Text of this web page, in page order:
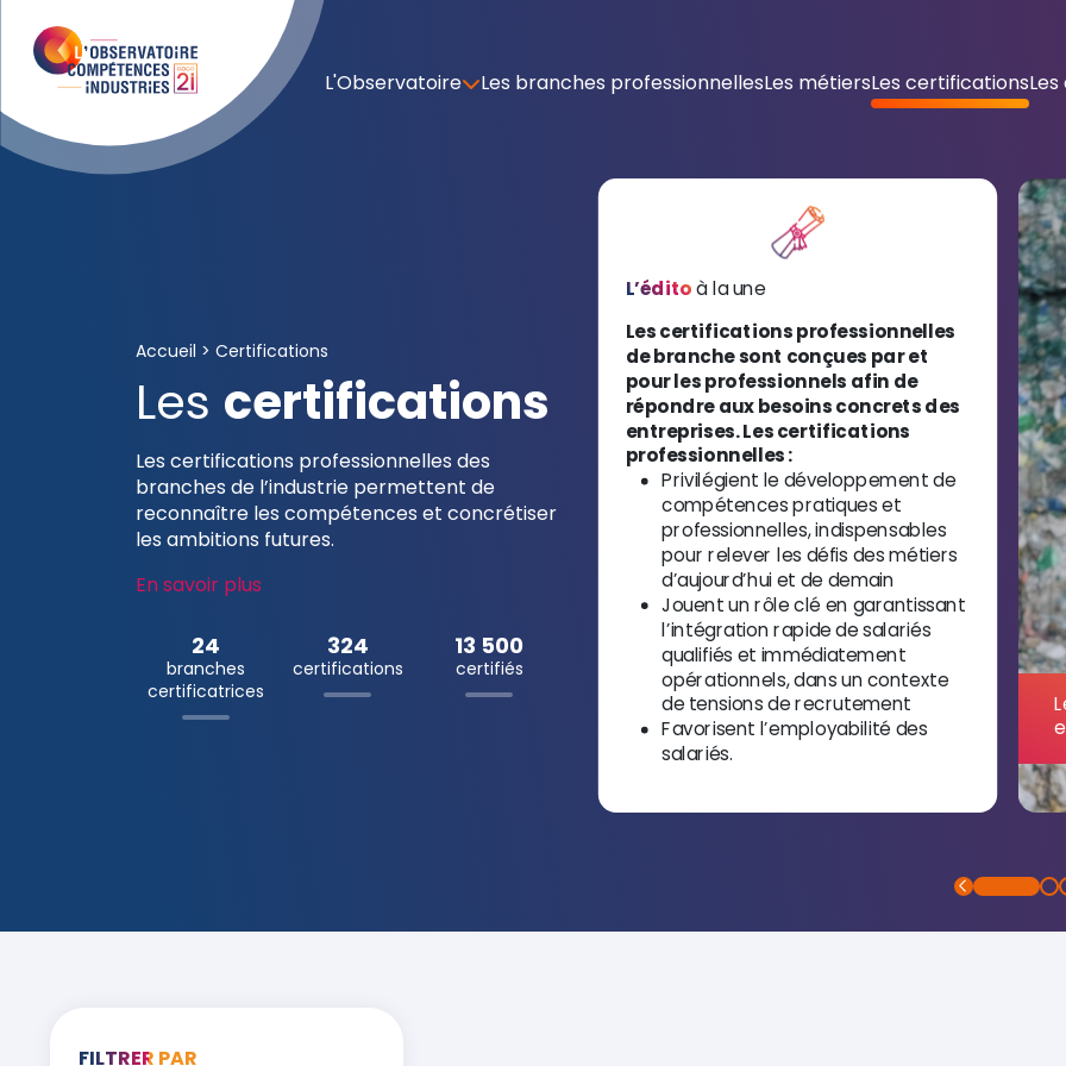
L'Observatoire Les branches professionnellesLes métiersLes certifications
Accueil > Certifications
Les certifications
Les certifications professionnelles des
branches de l’industrie permettent de
reconnaître les compétences et concrétiser
les ambitions futures.
En savoir plus
24
branches
certificatrices
324
certifications
13 500
certifiés
L’éditoà la une
Les certifications professionnelles
de branche sont conçues par et
pour les professionnels afin de
répondre aux besoins concrets des
entreprises. Les certifications
professionnelles :
Privilégient le développement de
compétences pratiques et
professionnelles, indispensables
pour relever les défis des métiers
d’aujourd’hui et de demain
Jouent un rôle clé en garantissant
l’intégration rapide de salariés
qualifiés et immédiatement
opérationnels, dans un contexte
de tensions de recrutement
Favorisent l’employabilité des
salariés.
FILTRER PAR